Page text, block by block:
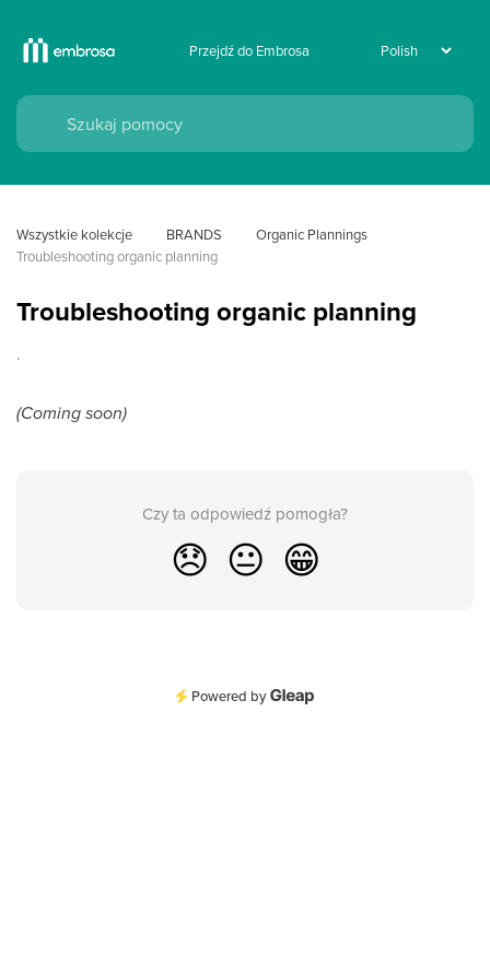
Przejdź do Embrosa
Wszystkie kolekcje BRANDS
Organic Plannings
Troubleshooting organic planning
Troubleshooting organic planning
.
(Coming soon)
Czy ta odpowiedź pomogła?
😞 😐 😁
Powered by